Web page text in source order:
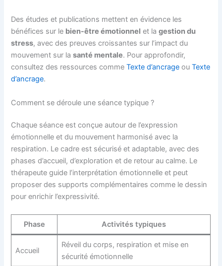
Des études et publications mettent en évidence les
bénéfices sur le bien-être émotionnel et lagestion du
stress, avec des preuves croissantes sur l’impact du
mouvement sur lasanté mentale. Pour approfondir,
consultez des ressources commeTexte d’ancrage ouTexte
d’ancrage.
Comment se déroule une séance typique ?
Chaque séance est conçue autour de l’expression
émotionnelle et du mouvement harmonisé avec la
respiration. Le cadre est sécurisé et adaptable, avec des
phases d’accueil, d’exploration et de retour au calme. Le
thérapeute guide l’interprétation émotionnelle et peut
proposer des supports complémentaires comme le dessin
pour enrichir l’expressivité.
Phase Activités typiques
Accueil
Réveil du corps, respiration et mise en
sécurité émotionnelle